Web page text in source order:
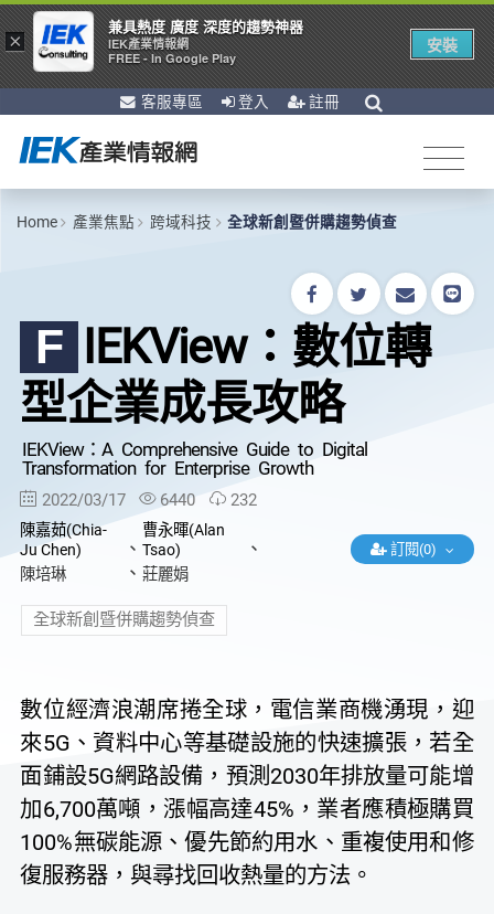
客服專區 登入 註冊
Home 產業焦點 跨域科技 全球新創暨併購趨勢偵查
F
IEKView：數位轉
型企業成長攻略
IEKView：A Comprehensive Guide to Digital
Transformation for Enterprise Growth
2022/03/17 6440 232
陳嘉茹(Chia-
Ju Chen)
、
曹永暉(Alan
Tsao)
、
陳培琳 、 莊麗娟
訂閱(0)
全球新創暨併購趨勢偵查
數位經濟浪潮席捲全球，電信業商機湧現，迎
來5G、資料中心等基礎設施的快速擴張，若全
面鋪設5G網路設備，預測2030年排放量可能增
加6,700萬噸，漲幅高達45%，業者應積極購買
100%無碳能源、優先節約用水、重複使用和修
復服務器，與尋找回收熱量的方法。
×
兼具熱度 廣度 深度的趨勢神器
IEK產業情報網
FREE - In Google Play
安裝